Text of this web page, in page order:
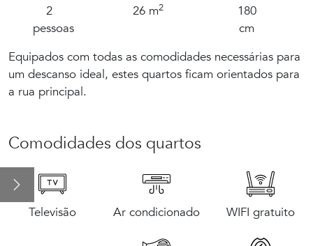
Nossos Quartos
2
pessoas
26 m2
180
cm
Equipados com todas as comodidades necessárias para
um descanso ideal, estes quartos ficam orientados para
a rua principal.
Comodidades dos quartos
Televisão Ar condicionado WIFI gratuito